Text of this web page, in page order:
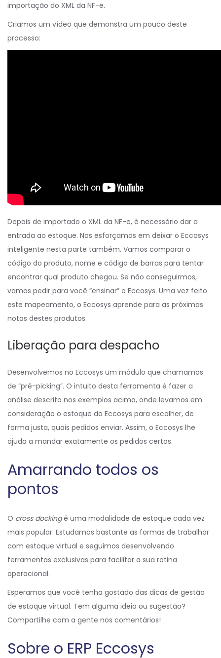
importação do XML da NF-e.
Criamos um vídeo que demonstra um pouco deste
processo:
Depois de importado o XML da NF-e, é necessário dar a
entrada ao estoque. Nos esforçamos em deixar o Eccosys
inteligente nesta parte também. Vamos comparar o
código do produto, nome e código de barras para tentar
encontrar qual produto chegou. Se não conseguirmos,
vamos pedir para você “ensinar” o Eccosys. Uma vez feito
este mapeamento, o Eccosys aprende para as próximas
notas destes produtos.
Liberação para despacho
Desenvolvemos no Eccosys um módulo que chamamos
de “pré-picking”. O intuito desta ferramenta é fazer a
análise descrita nos exemplos acima, onde levamos em
consideração o estoque do Eccosys para escolher, de
forma justa, quais pedidos enviar. Assim, o Eccosys lhe
ajuda a mandar exatamente os pedidos certos.
Amarrando todos os
pontos
O cross dockingé uma modalidade de estoque cada vez
mais popular. Estudamos bastante as formas de trabalhar
com estoque virtual e seguimos desenvolvendo
ferramentas exclusivas para facilitar a sua rotina
operacional.
Esperamos que você tenha gostado das dicas de gestão
de estoque virtual. Tem alguma ideia ou sugestão?
Compartilhe com a gente nos comentários!
Sobre o ERP Eccosys